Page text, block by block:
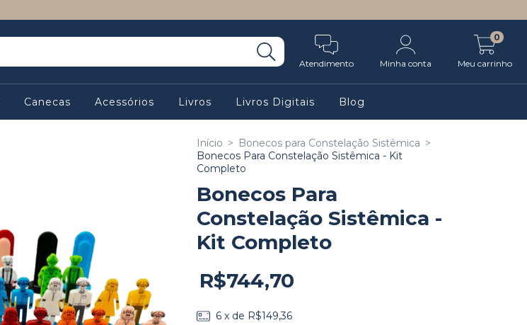
Atendimento Minha conta Meu carrinho
0
Canecas Acessórios Livros Livros Digitais Blog
Início > Bonecos para Constelação Sistêmica >
Bonecos Para Constelação Sistêmica - Kit
Completo
Bonecos Para
Constelação Sistêmica -
Kit Completo
R$744,70
6 x de R$149,36